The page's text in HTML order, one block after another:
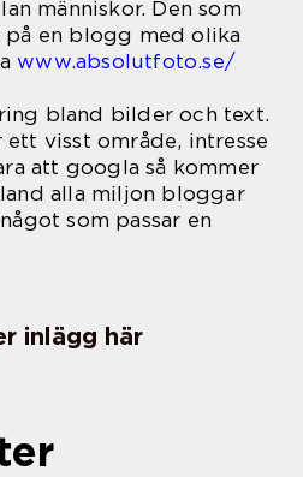
människor. Den som
en blogg med olika
www.absolutfoto.se/
bland bilder och text.
ett visst område, intresse
att googla så kommer
alla miljon bloggar
som passar en
inlägg här